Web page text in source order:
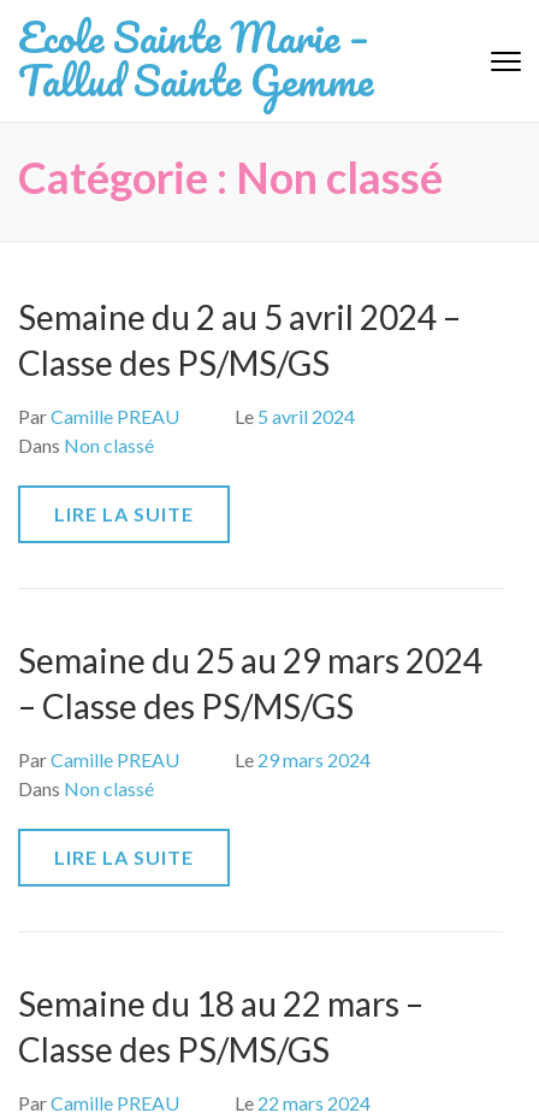
au
contenu
(Pressez
Ecole Sainte Marie –
Tallud Sainte Gemme
Catégorie : Non classé
Semaine du 2 au 5 avril 2024 –
Classe des PS/MS/GS
ParCamille PREAU Le 5 avril 2024
Dans Non classé
LIRE LA SUITE
Semaine du 25 au 29 mars 2024
– Classe des PS/MS/GS
ParCamille PREAU Le 29 mars 2024
Dans Non classé
LIRE LA SUITE
Semaine du 18 au 22 mars –
Classe des PS/MS/GS
ParCamille PREAU Le 22 mars 2024